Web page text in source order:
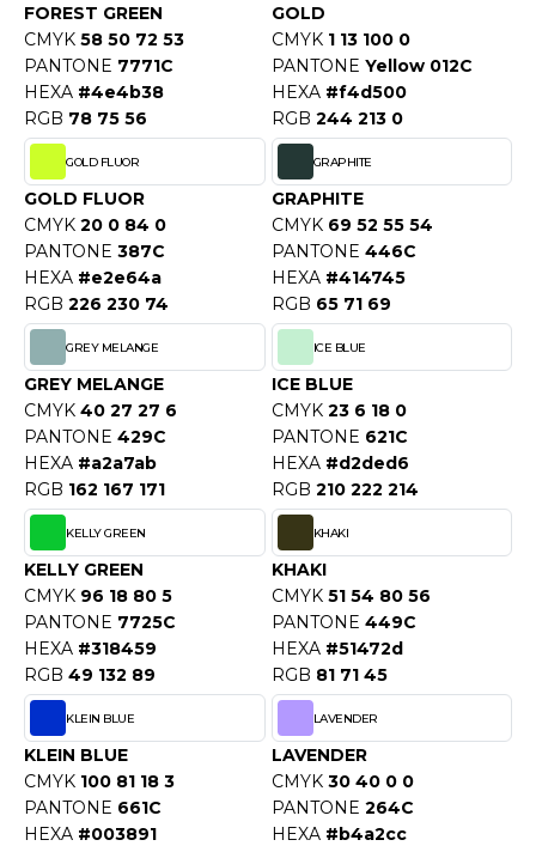
LEWIS
ATHLETIC®
ATHLETIC® COLLECTION
ETIQUETTE
CLOTHING
DENIM
FOREST GREEN
CMYK 58 50 72 53
PANTONE 7771C
HEXA #4e4b38
RGB 78 75 56
GOLD
CMYK 1 13 100 0
PANTONE Yellow 012C
HEXA #f4d500
RGB 244 213 0
GOLD FLUOR
GOLD FLUOR
CMYK 20 0 84 0
PANTONE 387C
HEXA #e2e64a
RGB 226 230 74
GRAPHITE
GRAPHITE
CMYK 69 52 55 54
PANTONE 446C
HEXA #414745
RGB 65 71 69
GREY MELANGE
GREY MELANGE
CMYK 40 27 27 6
PANTONE 429C
HEXA #a2a7ab
RGB 162 167 171
ICE BLUE
ICE BLUE
CMYK 23 6 18 0
PANTONE 621C
HEXA #d2ded6
RGB 210 222 214
KELLY GREEN
KELLY GREEN
CMYK 96 18 80 5
PANTONE 7725C
HEXA #318459
RGB 49 132 89
KHAKI
KHAKI
CMYK 51 54 80 56
PANTONE 449C
HEXA #51472d
RGB 81 71 45
KLEIN BLUE
KLEIN BLUE
CMYK 100 81 18 3
PANTONE 661C
HEXA #003891
LAVENDER
LAVENDER
CMYK 30 40 0 0
PANTONE 264C
HEXA #b4a2cc